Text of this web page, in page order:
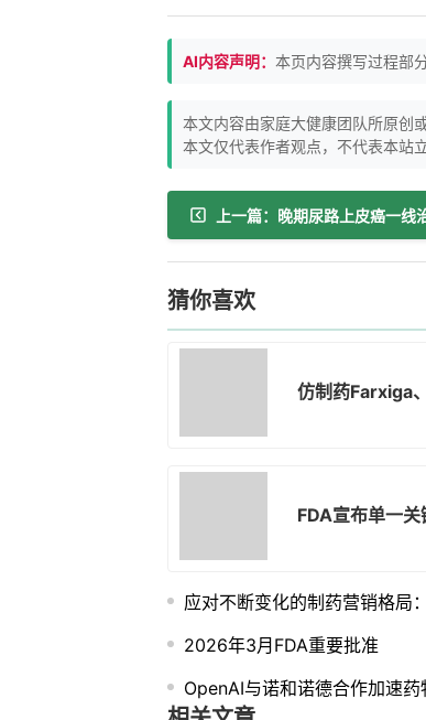
AI内容声明： 本页内容撰写过程部
本文内容由家庭大健康团队所原创
本文仅代表作者观点，不代表本站
上一篇：晚期尿路上皮癌一线
猜你喜欢
仿制药Farxiga
FDA宣布单一
应对不断变化的制药营销格局
2026年3月FDA重要批准
OpenAI与诺和诺德合作加速